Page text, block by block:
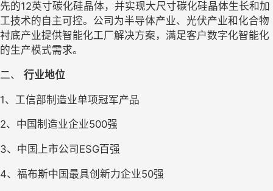
先的12英寸碳化硅晶体，并实现大尺寸碳化硅晶体生长和加
工技术的自主可控。公司为半导体产业、光伏产业和化合物
衬底产业提供智能化工厂解决方案，满足客户数字化智能化
的生产模式需求。
二、 行业地位
1、 工信部制造业单项冠军产品
2、 中国制造业企业500强
3、 中国上市公司 ESG百强
4、 福布斯中国最具创新力企业50强